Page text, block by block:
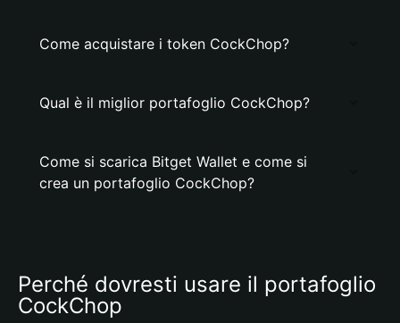
Come acquistare i token CockChop?
Qual è il miglior portafoglio CockChop?
Come si scarica Bitget Wallet e come si
crea un portafoglio CockChop?
Perché dovresti usare il portafoglio
CockChop